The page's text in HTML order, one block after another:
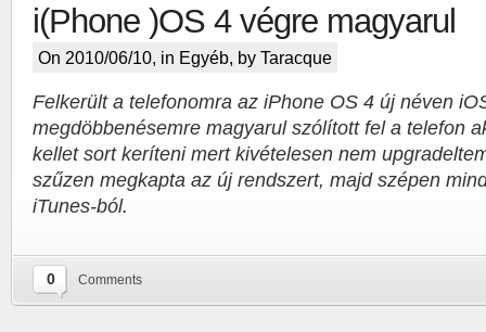
i(Phone )OS 4 végre magyarul
On 2010/06/10, in Egyéb, by Taracque
Felkerült a telefonomra az iPhone OS 4 új néven
megdöbbenésemre magyarul szólított fel a telefon
kellet sort keríteni mert kivételesen nem
szűzen megkapta az új rendszert, majd szépen
iTunes-ból.
0 Comments